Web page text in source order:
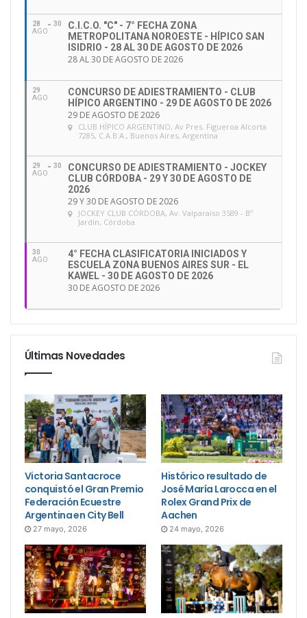
28
AGO
30
C.I.C.O. "C" - 7° FECHA ZONA
METROPOLITANA NOROESTE - HÍPICO SAN
ISIDRIO - 28 AL 30 DE AGOSTO DE 2026
28 AL 30 DE AGOSTO DE 2026
29
AGO
CONCURSO DE ADIESTRAMIENTO - CLUB
HÍPICO ARGENTINO - 29 DE AGOSTO DE 2026
29 DE AGOSTO DE 2026
CLUB HÍPICO ARGENTINO, Av Pres. Figueroa Alcorta
7285, C.A.B.A., Buenos Aires, Argentina
29
AGO
30
CONCURSO DE ADIESTRAMIENTO - JOCKEY
CLUB CÓRDOBA - 29 Y 30 DE AGOSTO DE
2026
29 Y 30 DE AGOSTO DE 2026
JOCKEY CLUB CÓRDOBA, Av. Valparaíso 3589 - Bº
Jardín, Córdoba.
30
AGO
4° FECHA CLASIFICATORIA INICIADOS Y
ESCUELA ZONA BUENOS AIRES SUR - EL
KAWEL - 30 DE AGOSTO DE 2026
30 DE AGOSTO DE 2026
Últimas Novedades
Victoria Santacroce
conquistó el Gran Premio
Federación Ecuestre
Argentina en City Bell
27 mayo, 2026
Histórico resultado de
José María Larocca en el
Rolex Grand Prix de
Aachen
24 mayo, 2026